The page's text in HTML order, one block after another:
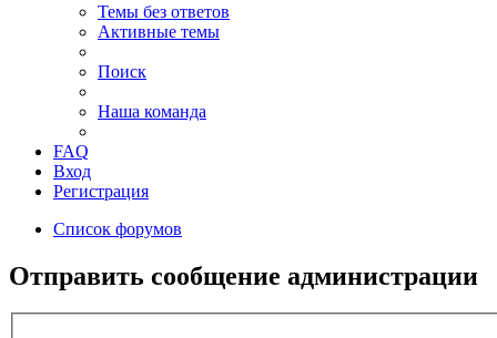
Темы без ответов
Активные темы
Поиск
Наша команда
FAQ
Вход
Регистрация
Список форумов
Отправить сообщение администрации